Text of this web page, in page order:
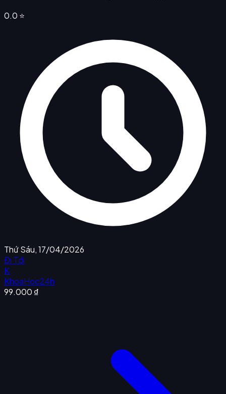
0.0 ⭐
Thứ Sáu, 17/04/2026
Đi Tới
K
KhoaHoc24h
99.000 ₫